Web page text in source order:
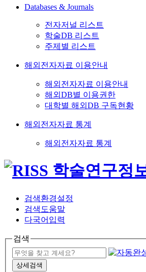
Databases & Journals
전자저널 리스트
학술DB 리스트
주제별 리스트
해외전자자료 이용안내
해외전자자료 이용안내
해외DB별 이용권한
대학별 해외DB 구독현황
해외전자자료 통계
해외전자자료 통계
검색환경설정
검색도움말
다국어입력
검색
상세검색